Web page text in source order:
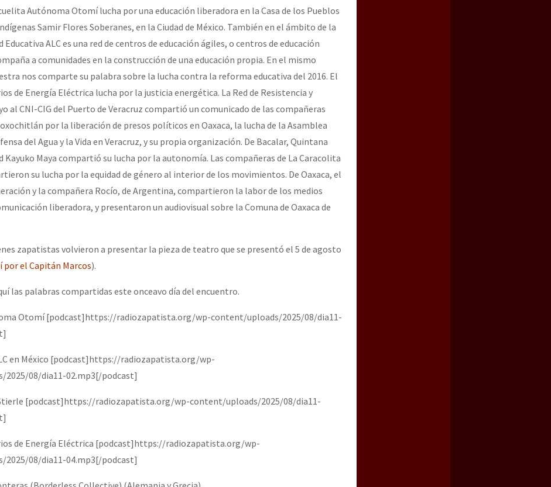
Tokín por el CNI: 30 años de Resistencia y Rebeldía
Autónoma Otomí lucha por una educación liberadora en la Casa de los Pueblos
Samir Flores Soberanes, en la Ciudad de México. También en el ámbito de la
Educativa ALC es una red de centros de educación ágiles, o centros de educación
a comunidades en la construcción de una educación propia. En el mismo
nos comparte su palabra sobre la lucha contra la reforma educativa del 2016. El
de Energía Eléctrica lucha por la justicia energética. La Red de Resistencia y
al CNI-CIG del Puerto de Veracruz compartió un comunicado de las compañeras
por la liberación de presos políticos en Oaxaca, la lucha de la Asamblea
del Agua y la Vida en Veracruz, y su propia organización. De Bacalar, Quintana
Kayuko Maya compartió su lucha por la autonomía. Las compañeras de La Caracolita
su lucha por la equidad de género al interior de los movimientos. De Oaxaca, el
y la compañera Rocío, de Argentina, compartieron la labor de los medios
liberadora, y presentaron un audiovisual sobre la Comuna de Oaxaca de
zapatistas volvieron a presentar la pieza de teatro que se presentó el 5 de agosto
por el Capitán Marcos).
las palabras compartidas este onceavo día del encuentro.
Otomí [podcast]https://radiozapatista.org/wp-content/uploads/2025/08/dia11-
en México [podcast]https://radiozapatista.org/wp-
08/dia11-02.mp3[/podcast]
[podcast]https://radiozapatista.org/wp-content/uploads/2025/08/dia11-
de Energía Eléctrica [podcast]https://radiozapatista.org/wp-
08/dia11-04.mp3[/podcast]